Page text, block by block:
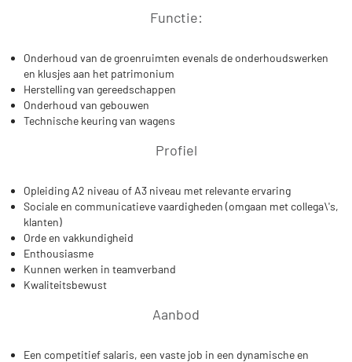
Functie:
Onderhoud van de groenruimten evenals de onderhoudswerken
en klusjes aan het patrimonium
Herstelling van gereedschappen
Onderhoud van gebouwen
Technische keuring van wagens
Profiel
Opleiding A2 niveau of A3 niveau met relevante ervaring
Sociale en communicatieve vaardigheden (omgaan met collega\'s,
klanten)
Orde en vakkundigheid
Enthousiasme
Kunnen werken in teamverband
Kwaliteitsbewust
Aanbod
Een competitief salaris, een vaste job in een dynamische en